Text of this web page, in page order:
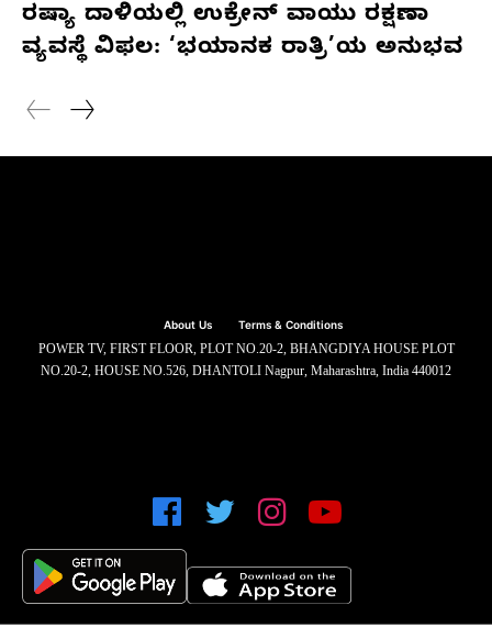
ರಷ್ಯಾ ದಾಳಿಯಲ್ಲಿ ಉಕ್ರೇನ್ ವಾಯು ರಕ್ಷಣಾ
ವ್ಯವಸ್ಥೆ ವಿಫಲ: ‘ಭಯಾನಕ ರಾತ್ರಿ’ಯ ಅನುಭವ
About Us Terms & Conditions
POWER TV, FIRST FLOOR, PLOT NO.20-2, BHANGDIYA HOUSE PLOT
NO.20-2, HOUSE NO.526, DHANTOLI Nagpur, Maharashtra, India 440012